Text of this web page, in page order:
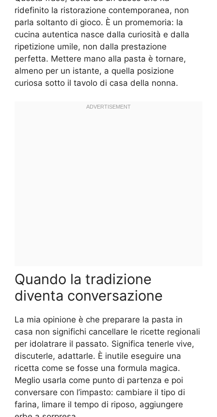
ridefinito la ristorazione contemporanea, non
parla soltanto di gioco. È un promemoria: la
cucina autentica nasce dalla curiosità e dalla
ripetizione umile, non dalla prestazione
perfetta. Mettere mano alla pasta è tornare,
almeno per un istante, a quella posizione
curiosa sotto il tavolo di casa della nonna.
Quando la tradizione
diventa conversazione
La mia opinione è che preparare la pasta in
casa non significhi cancellare le ricette regionali
per idolatrare il passato. Significa tenerle vive,
discuterle, adattarle. È inutile eseguire una
ricetta come se fosse una formula magica.
Meglio usarla come punto di partenza e poi
conversare con l’impasto: cambiare il tipo di
farina, limare il tempo di riposo, aggiungere